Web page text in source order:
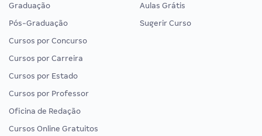
Graduação
Pós-Graduação
Cursos por Concurso
Cursos por Carreira
Cursos por Estado
Cursos por Professor
Oficina de Redação
Cursos Online Gratuitos
Aulas Grátis
Sugerir Curso